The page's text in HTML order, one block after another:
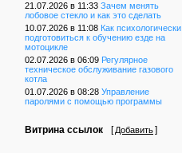
21.07.2026 в 11:33 Зачем менять
лобовое стекло и как это сделать
10.07.2026 в 11:08 Как психологически
подготовиться к обучению езде на
мотоцикле
02.07.2026 в 06:09 Регулярное
техническое обслуживание газового
котла
01.07.2026 в 08:28 Управление
паролями с помощью программы
Витрина ссылок [ Добавить]